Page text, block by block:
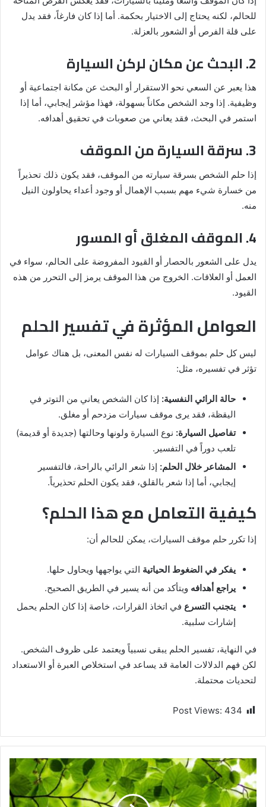
للحالم، لكنه يحتاج إلى الاختيار بحكمة. أما إذا كان فارغاً، فقد يدل
على قلة الفرص أو الشعور بالعزلة.
2. البحث عن مكان لركن السيارة
هذا يعبر عن السعي نحو الاستقرار أو البحث عن مكانة اجتماعية أو
وظيفية. إذا وجد الشخص مكاناً بسهولة، فهذا مؤشر إيجابي، أما إذا
استمر في البحث، فقد يعاني من صعوبات في تحقيق أهدافه.
3. سرقة السيارة من الموقف
إذا حلم الشخص بسرقة سيارته من الموقف، فقد يكون ذلك تحذيراً
من خسارة شيء مهم بسبب الإهمال أو وجود أعداء يحاولون النيل
منه.
4. الموقف المغلق أو المسور
يدل على الشعور بالحصار أو القيود المفروضة على الحالم، سواء في
العمل أو العلاقات. الخروج من هذا الموقف يرمز إلى التحرر من هذه
القيود.
العوامل المؤثرة في تفسير الحلم
ليس كل حلم بموقف السيارات له نفس المعنى، بل هناك عوامل
تؤثر في تفسيره، مثل:
حالة الرائي النفسية: إذا كان الشخص يعاني من التوتر في
اليقظة، فقد يرى موقف سيارات مزدحم أو مغلق.
تفاصيل السيارة: نوع السيارة ولونها وحالتها (جديدة أو قديمة)
تلعب دوراً في التفسير.
المشاعر خلال الحلم: إذا شعر الرائي بالراحة، فالتفسير
إيجابي، أما إذا شعر بالقلق، فقد يكون الحلم تحذيرياً.
كيفية التعامل مع هذا الحلم؟
إذا تكرر حلم موقف السيارات، يمكن للحالم أن:
يفكر في الضغوط الحياتية التي يواجهها ويحاول حلها.
يراجع أهدافه ويتأكد من أنه يسير في الطريق الصحيح.
يتجنب التسرع في اتخاذ القرارات، خاصة إذا كان الحلم يحمل
إشارات سلبية.
في النهاية، تفسير الحلم يبقى نسبياً ويعتمد على ظروف الشخص.
لكن فهم الدلالات العامة قد يساعد في استخلاص العبرة أو الاستعداد
لتحديات محتملة.
Post Views: 434